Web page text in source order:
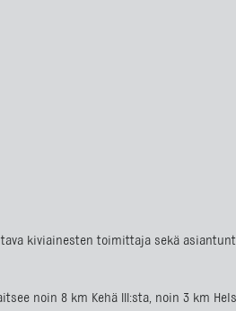
kiviainesten toimittaja sekä
noin 8 km Kehä III:sta, noin 3 km